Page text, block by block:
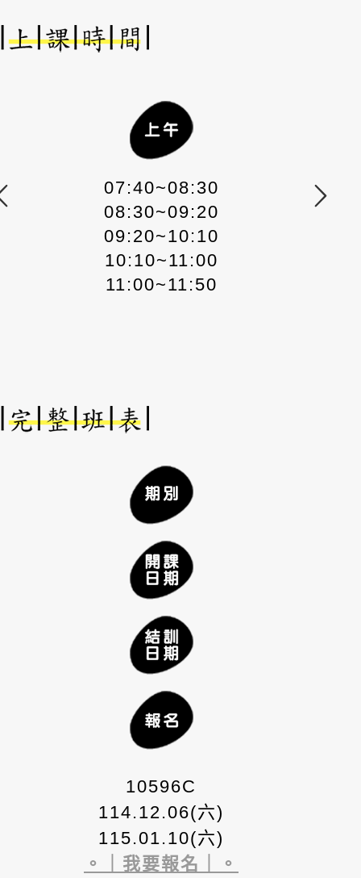
07:40~08:30
08:30~09:20
09:20~10:10
10:10~11:00
11:00~11:50
10596C
114.12.06(六)
115.01.10(六)
。｜我要報名｜。